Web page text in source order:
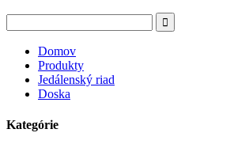
Domov
Produkty
Jedálenský riad
Doska
Kategórie